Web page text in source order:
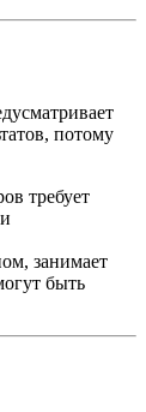
потому
требует
занимает
быть